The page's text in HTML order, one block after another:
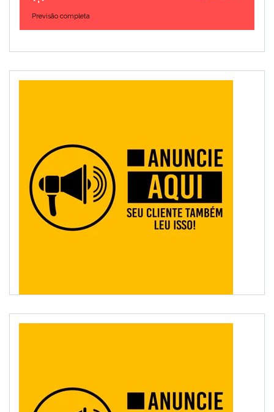
Previsão completa